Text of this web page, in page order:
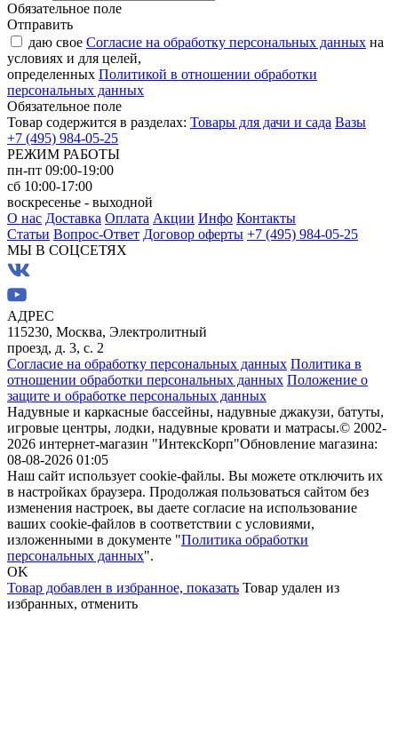
Обязательное поле
Отправить
даю свое Согласие на обработку персональных данных на
условиях и для целей,
определенных Политикой в отношении обработки
персональных данных
Обязательное поле
Товар содержится в разделах: Товары для дачи и сада Вазы
+7 (495) 984-05-25
РЕЖИМ РАБОТЫ
пн-пт 09:00-19:00
сб 10:00-17:00
воскресенье - выходной
О нас Доставка Оплата Акции Инфо Контакты
Статьи Вопрос-Ответ Договор оферты +7 (495) 984-05-25
МЫ В СОЦСЕТЯХ
АДРЕС
115230, Москва, Электролитный
проезд, д. 3, с. 2
Согласие на обработку персональных данных Политика в
отношении обработки персональных данных Положение о
защите и обработке персональных данных
Надувные и каркасные бассейны, надувные джакузи, батуты,
игровые центры, лодки, надувные кровати и матрасы.© 2002-
2026 интернет-магазин "ИнтексКорп"Обновление магазина:
08-08-2026 01:05
Наш сайт использует cookie-файлы. Вы можете отключить их
в настройках браузера. Продолжая пользоваться сайтом без
изменения настроек, вы даете согласие на использование
ваших cookie-файлов в соответствии с условиями,
изложенными в документе "Политика обработки
персональных данных".
OK
Товар добавлен в избранное, показать Товар удален из
избранных, отменить